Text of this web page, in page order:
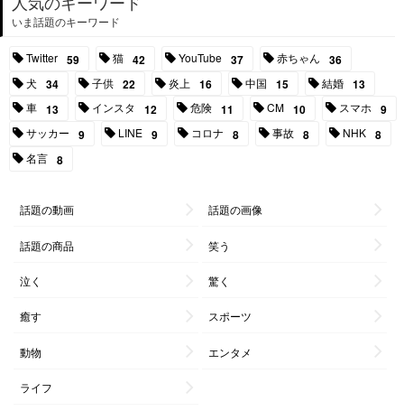
いま話題のキーワード
Twitter 59 猫 42 YouTube 37 赤ちゃん 36
犬 34 子供 22 炎上 16 中国 15 結婚 13
車 13 インスタ 12 危険 11 CM 10 スマホ 9
サッカー 9 LINE 9 コロナ 8 事故 8 NHK 8
名言 8
話題の動画 話題の画像
話題の商品 笑う
泣く 驚く
癒す スポーツ
動物 エンタメ
ライフ